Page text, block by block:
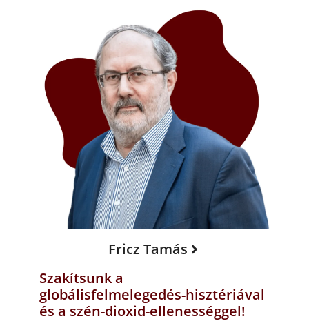
Fricz Tamás
Szakítsunk a
globálisfelmelegedés-hisztériával
és a szén-dioxid-ellenességgel!